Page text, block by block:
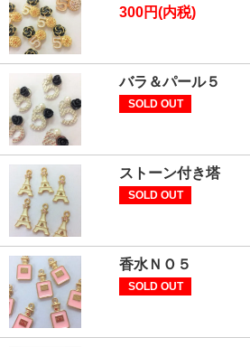
300円(内税)
バラ＆パール５
SOLD OUT
ストーン付き塔
SOLD OUT
香水ＮＯ５
SOLD OUT